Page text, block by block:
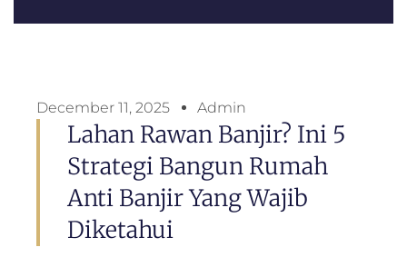
December 11, 2025 Admin
Lahan Rawan Banjir? Ini 5
Strategi Bangun Rumah
Anti Banjir Yang Wajib
Diketahui​